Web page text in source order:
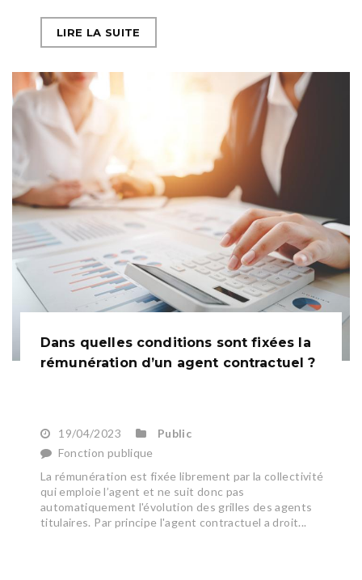
LIRE LA SUITE
Dans quelles conditions sont fixées la
rémunération d’un agent contractuel ?
19/04/2023
Public
Fonction publique
La rémunération est fixée librement par la collectivité
qui emploie l’agent et ne suit donc pas
automatiquement l'évolution des grilles des agents
titulaires. Par principe l'agent contractuel a droit...